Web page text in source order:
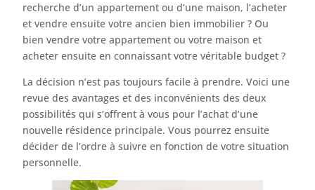
recherche d’un appartement ou d’une maison, l’acheter
et vendre ensuite votre ancien bien immobilier ? Ou
bien vendre votre appartement ou votre maison et
acheter ensuite en connaissant votre véritable budget ?
La décision n’est pas toujours facile à prendre. Voici une
revue des avantages et des inconvénients des deux
possibilités qui s’offrent à vous pour l’achat d’une
nouvelle résidence principale. Vous pourrez ensuite
décider de l’ordre à suivre en fonction de votre situation
personnelle.